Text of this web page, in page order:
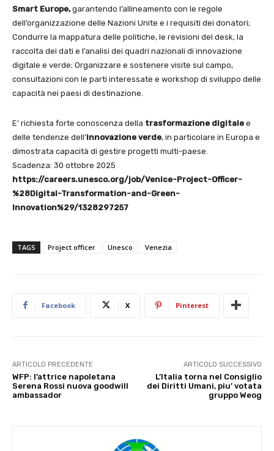
Smart Europe,garantendo l’allineamento con le regole
dell’organizzazione delle Nazioni Unite e i requisiti dei donatori;
Condurre la mappatura delle politiche, le revisioni del desk, la
raccolta dei dati e l’analisi dei quadri nazionali di innovazione
digitale e verde; Organizzare e sostenere visite sul campo,
consultazioni con le parti interessate e workshop di sviluppo delle
capacità nei paesi di destinazione.
E’ richiesta forte conoscenza della trasformazione digitale e
delle tendenze dell’innovazione verde, in particolare in Europa e
dimostrata capacità di gestire progetti multi-paese.
Scadenza: 30 ottobre 2025
https://careers.unesco.org/job/Venice-Project-Officer-
%28Digital-Transformation-and-Green-
Innovation%29/1328297257
TAGS Project officer Unesco Venezia
Facebook X Pinterest
ARTICOLO PRECEDENTE
WFP: l’attrice napoletana
Serena Rossi nuova goodwill
ambassador
ARTICOLO SUCCESSIVO
L’Italia torna nel Consiglio
dei Diritti Umani, piu’ votata
gruppo Weog